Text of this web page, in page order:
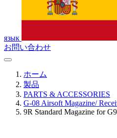
язык
お問い合わせ
ホーム
製品
PARTS & ACCESSORIES
G-08 Airsoft Magazine/
9R Standard Magazine for